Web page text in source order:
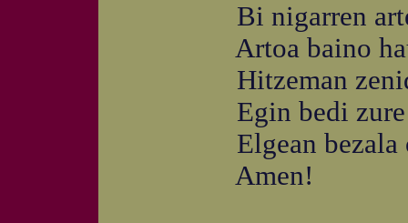
Bi nigarren
Artoa baino
Hitzeman
Egin bedi zure
Elgean bezala
Amen!